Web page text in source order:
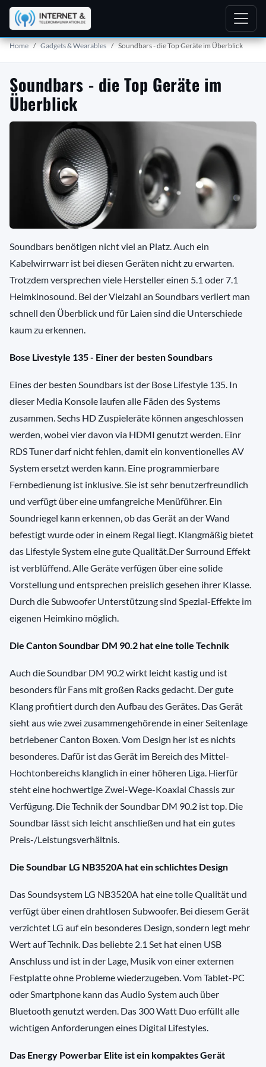
Home Gadgets & Wearables Soundbars - die Top Geräte im Überblick
Soundbars - die Top Geräte im
Überblick
Soundbars benötigen nicht viel an Platz. Auch ein
Kabelwirrwarr ist bei diesen Geräten nicht zu erwarten.
Trotzdem versprechen viele Hersteller einen 5.1 oder 7.1
Heimkinosound. Bei der Vielzahl an Soundbars verliert man
schnell den Überblick und für Laien sind die Unterschiede
kaum zu erkennen.
Bose Livestyle 135 - Einer der besten Soundbars
Eines der besten Soundbars ist der Bose Lifestyle 135. In
dieser Media Konsole laufen alle Fäden des Systems
zusammen. Sechs HD Zuspieleräte können angeschlossen
werden, wobei vier davon via HDMI genutzt werden. Einr
RDS Tuner darf nicht fehlen, damit ein konventionelles AV
System ersetzt werden kann. Eine programmierbare
Fernbedienung ist inklusive. Sie ist sehr benutzerfreundlich
und verfügt über eine umfangreiche Menüführer. Ein
Soundriegel kann erkennen, ob das Gerät an der Wand
befestigt wurde oder in einem Regal liegt. Klangmäßig bietet
das Lifestyle System eine gute Qualität.Der Surround Effekt
ist verblüffend. Alle Geräte verfügen über eine solide
Vorstellung und entsprechen preislich gesehen ihrer Klasse.
Durch die Subwoofer Unterstützung sind Spezial-Effekte im
eigenen Heimkino möglich.
Die Canton Soundbar DM 90.2 hat eine tolle Technik
Auch die Soundbar DM 90.2 wirkt leicht kastig und ist
besonders für Fans mit großen Racks gedacht. Der gute
Klang profitiert durch den Aufbau des Gerätes. Das Gerät
sieht aus wie zwei zusammengehörende in einer Seitenlage
betriebener Canton Boxen. Vom Design her ist es nichts
besonderes. Dafür ist das Gerät im Bereich des Mittel-
Hochtonbereichs klanglich in einer höheren Liga. Hierfür
steht eine hochwertige Zwei-Wege-Koaxial Chassis zur
Verfügung. Die Technik der Soundbar DM 90.2 ist top. Die
Soundbar lässt sich leicht anschließen und hat ein gutes
Preis-/Leistungsverhältnis.
Die Soundbar LG NB3520A hat ein schlichtes Design
Das Soundsystem LG NB3520A hat eine tolle Qualität und
verfügt über einen drahtlosen Subwoofer. Bei diesem Gerät
verzichtet LG auf ein besonderes Design, sondern legt mehr
Wert auf Technik. Das beliebte 2.1 Set hat einen USB
Anschluss und ist in der Lage, Musik von einer externen
Festplatte ohne Probleme wiederzugeben. Vom Tablet-PC
oder Smartphone kann das Audio System auch über
Bluetooth genutzt werden. Das 300 Watt Duo erfüllt alle
wichtigen Anforderungen eines Digital Lifestyles.
Das Energy Powerbar Elite ist ein kompaktes Gerät